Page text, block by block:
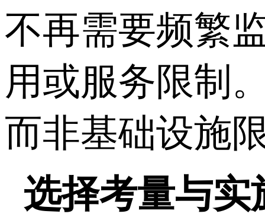
不再需要频繁
用或服务限制
而非基础设施
选择考量与实